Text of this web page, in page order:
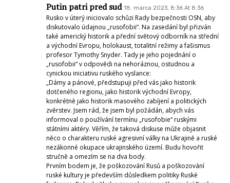
Putin patri pred sud 18. marca 2023, 8:36 At 8:36
Rusko v úterý iniciovalo schůzi Rady bezpečnosti OSN, aby
diskutovalo údajnou „rusofobii“. Na zasedání byl přizván
také americký historik a přední světový odborník na střední
a východní Evropu, holokaust, totalitní režimy a fašismus
profesor Tymothy Snyder. Tady je jeho pojednání o
„rusofobii“ v odpovědi na nehoráznou, ostudnou a
cynickou iniciativu ruského vyslance:
„Dámy a pánové, předstupuji před vás jako historik
dotčeného regionu, jako historik východní Evropy,
konkrétně jako historik masového zabíjení a politických
zvěrstev. Jsem rád, že jsem byl požádán, abych vás
informoval o používání termínu „rusofobie“ ruskými
státními aktéry. Věřím, že taková diskuse může objasnit
něco o charakteru ruské agresivní války na Ukrajině a ruské
nezákonné okupace ukrajinského území. Budu hovořit
stručně a omezím se na dva body.
Prvním bodem je, že poškozování Rusů a poškozování
ruské kultury je především důsledkem politiky Ruské